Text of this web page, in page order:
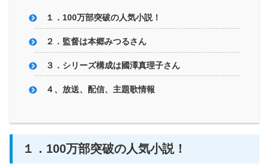
１．100万部突破の人気小説！
２．監督は本郷みつるさん
３．シリーズ構成は國澤真理子さん
４、放送、配信、主題歌情報
１．100万部突破の人気小説！